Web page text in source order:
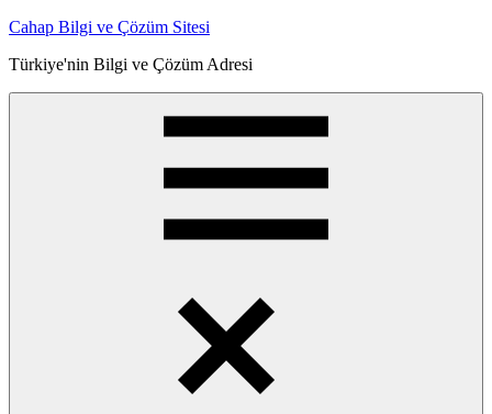
İçeriğe
Cahap Bilgi ve Çözüm Sitesi
Türkiye'nin Bilgi ve Çözüm Adresi